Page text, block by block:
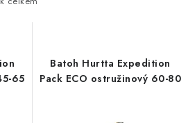
Obchodní podmínky
65
Batoh Hurtta Expedition
Pack ECO ostružinový 60-80